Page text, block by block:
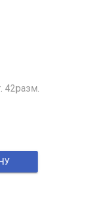
42разм.